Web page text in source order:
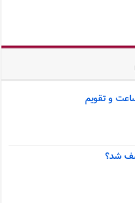
و تقویم
شد؟